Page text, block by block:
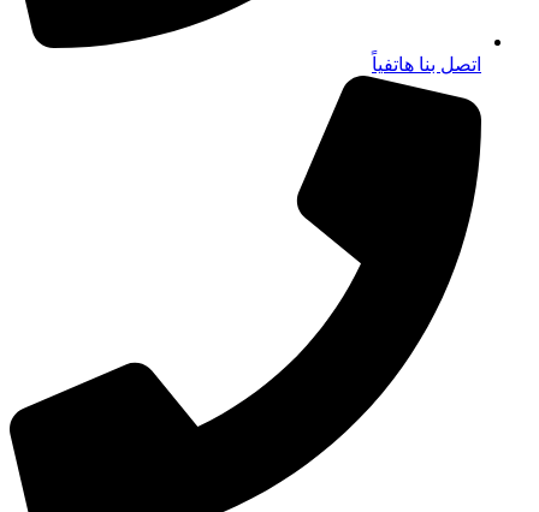
اتصل بنا هاتفياً